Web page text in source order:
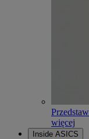
więcej
Inside ASICS